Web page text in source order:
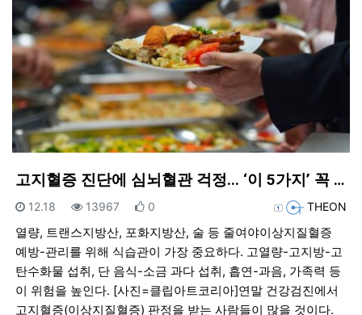
고지혈증 진단에 심뇌혈관 걱정... ‘이 5가지’ 꼭 …
등록자THEON
등록일
12.18 조회
13967 추천
0
열량, 트랜스지방산, 포화지방산, 술 등 줄여야이상지질혈증
예방-관리를 위해 식습관이 가장 중요하다. 고열량-고지방-고
탄수화물 섭취, 단 음식-소금 과다 섭취, 흡연-과음, 가족력 등
이 위험을 높인다. [사진=클립아트코리아]연말 건강검진에서
고지혈증(이상지질혈증) 판정을 받는 사람들이 많을 것이다.